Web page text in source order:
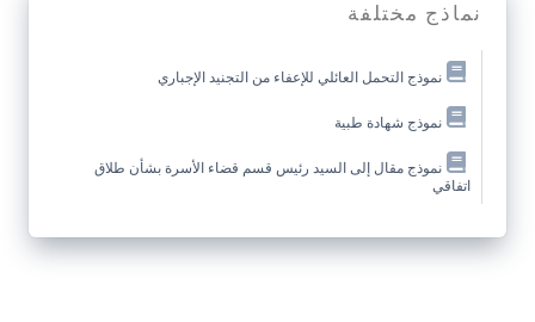
نماذج مختلفة
نموذج التحمل العائلي للإعفاء من التجنيد الإجباري
نموذج شهادة طبية
نموذج مقال إلى السيد رئيس قسم قضاء الأسرة بشأن طلاق
اتفاقي